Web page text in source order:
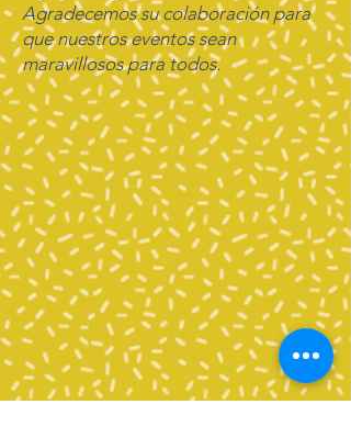
Agradecemos su colaboración para
que nuestros eventos sean
maravillosos para todos.